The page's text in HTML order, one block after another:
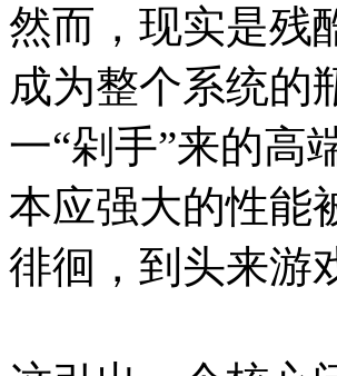
然而，现实是残
成为整个系统的
一“剁手”来的高
本应强大的性能
徘徊，到头来游